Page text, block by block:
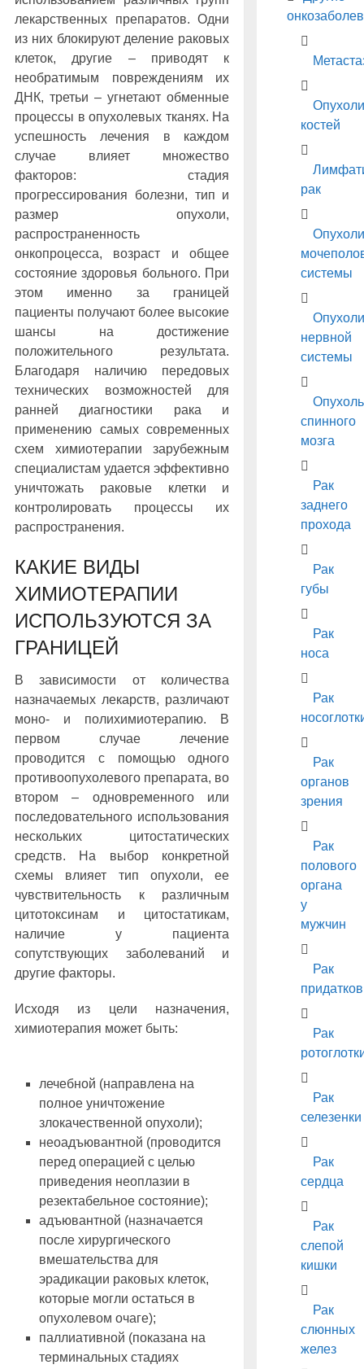
лекарственных препаратов. Одни
из них блокируют деление раковых
клеток, другие – приводят к
необратимым повреждениям их
ДНК, третьи – угнетают обменные
процессы в опухолевых тканях. На
успешность лечения в каждом
случае влияет множество
факторов: стадия
прогрессирования болезни, тип и
размер опухоли,
распространенность
онкопроцесса, возраст и общее
состояние здоровья больного. При
этом именно за границей
пациенты получают более высокие
шансы на достижение
положительного результата.
Благодаря наличию передовых
технических возможностей для
ранней диагностики рака и
применению самых современных
схем химиотерапии зарубежным
специалистам удается эффективно
уничтожать раковые клетки и
контролировать процессы их
распространения.
КАКИЕ ВИДЫ
ХИМИОТЕРАПИИ
ИСПОЛЬЗУЮТСЯ ЗА
ГРАНИЦЕЙ
В зависимости от количества
назначаемых лекарств, различают
моно- и полихимиотерапию. В
первом случае лечение
проводится с помощью одного
противоопухолевого препарата, во
втором – одновременного или
последовательного использования
нескольких цитостатических
средств. На выбор конкретной
схемы влияет тип опухоли, ее
чувствительность к различным
цитотоксинам и цитостатикам,
наличие у пациента
сопутствующих заболеваний и
другие факторы.
Исходя из цели назначения,
химиотерапия может быть:
лечебной (направлена на
полное уничтожение
злокачественной опухоли);
неоадъювантной (проводится
перед операцией с целью
приведения неоплазии в
резектабельное состояние);
адъювантной (назначается
после хирургического
вмешательства для
эрадикации раковых клеток,
которые могли остаться в
опухолевом очаге);
паллиативной (показана на
терминальных стадиях
Опухоли
костей
рак
Опухоли
системы
Опухоли
нервной
системы
Опухоль
спинного
мозга
Рак
заднего
прохода
Рак
губы
Рак
носа
Рак
Рак
органов
зрения
Рак
полового
органа
у
мужчин
Рак
придатков
Рак
Рак
селезенки
Рак
сердца
Рак
слепой
кишки
Рак
слюнных
желез